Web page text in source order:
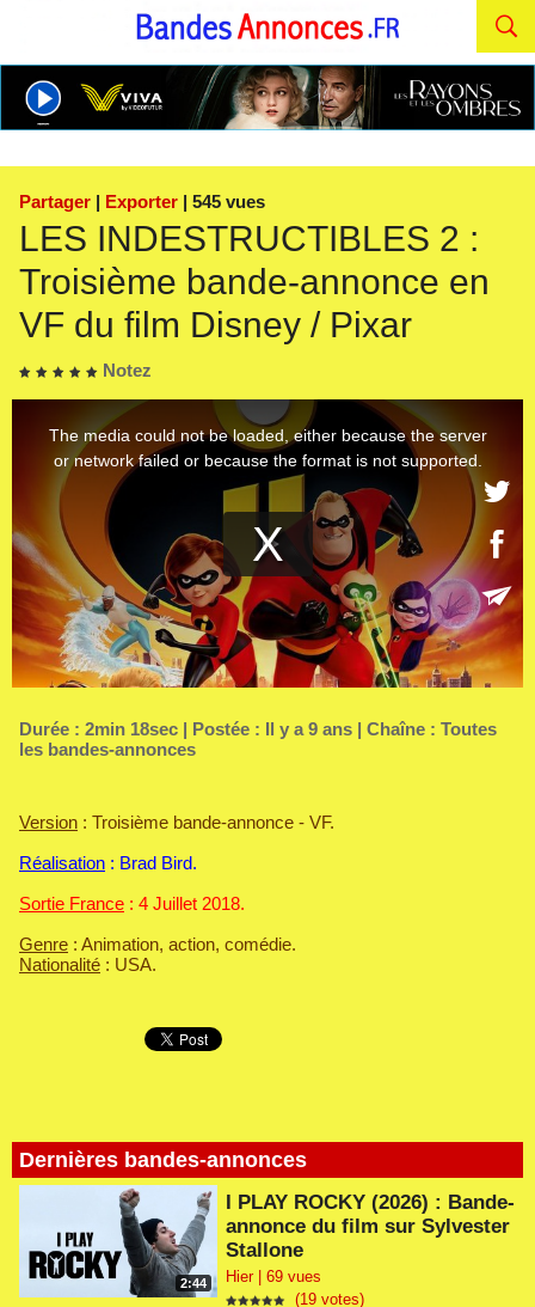
Partager | Exporter | 545 vues
LES INDESTRUCTIBLES 2 :
Troisième bande-annonce en
VF du film Disney / Pixar
Notez
Dernières bandes-annonces
2:44
I PLAY ROCKY (2026) : Bande-
annonce du film sur Sylvester
Stallone
Hier | 69 vues
(19 votes)
Durée : 2min 18sec | Postée : Il y a 9 ans | Chaîne : Toutes
les bandes-annonces
Version : Troisième bande-annonce - VF.
Réalisation : Brad Bird.
Sortie France : 4 Juillet 2018.
Genre : Animation, action, comédie.
Nationalité : USA.